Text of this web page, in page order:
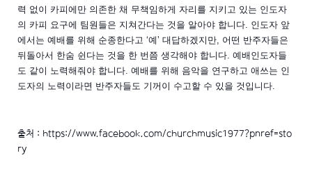
력 없이 카피에만 의존한 채 무책임하게 자리를 지키고 있는 인도자
의 카피 요구에 팀원들은 지쳐간다는 것을 알아야 합니다. 인도자 앞
에서는 예배를 위해 순종한다고 ‘예’ 대답하겠지만, 어떤 반주자들은
뒤돌아서 한숨 쉰다는 것을 한 번쯤 생각해야 합니다. 예배인도자들
도 같이 노력해줘야 합니다. 예배를 위해 음악을 연구하고 애쓰는 인
도자의 노력이라면 반주자들도 기꺼이 수고할 수 있을 것입니다.
출처 : https://www.facebook.com/churchmusic1977?pnref=sto
ry